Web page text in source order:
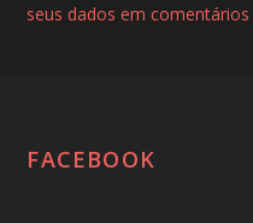
seus dados em
FACEBOOK